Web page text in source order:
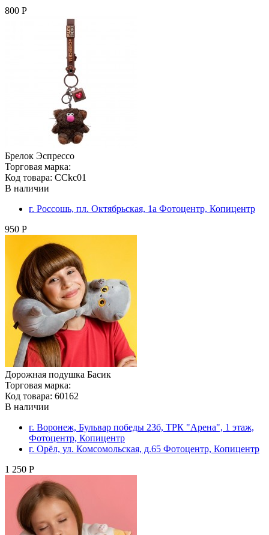
800 Р
Брелок Эспрессо
Торговая марка:
Код товара: CCkc01
В наличии
г. Россошь, пл. Октябрьская, 1а Фотоцентр, Копицентр
950 Р
Дорожная подушка Басик
Торговая марка:
Код товара: 60162
В наличии
г. Воронеж, Бульвар победы 23б, ТРК "Арена", 1 этаж,
Фотоцентр, Копицентр
г. Орёл, ул. Комсомольская, д.65 Фотоцентр, Копицентр
1 250 Р